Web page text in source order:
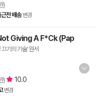
)
전 배송 변경
Giving A F*Ck (Pap
끄기의 기술' 원서
) 10.0
변경